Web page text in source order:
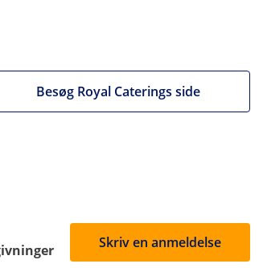
Besøg Royal Caterings side
Skriv en anmeldelse